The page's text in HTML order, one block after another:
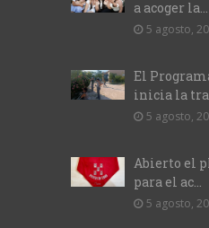
a acoger la...
5 agosto,
El
inicia la
5 agosto,
Abierto el
para el ac...
5 agosto,